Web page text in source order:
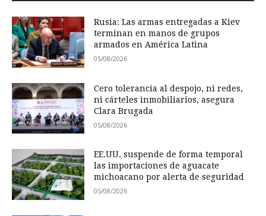
Rusia: Las armas entregadas a Kiev
terminan en manos de grupos
armados en América Latina
05/08/2026
Cero tolerancia al despojo, ni redes,
ni cárteles inmobiliarios, asegura
Clara Brugada
05/08/2026
EE.UU. suspende de forma temporal
las importaciones de aguacate
michoacano por alerta de seguridad
05/08/2026